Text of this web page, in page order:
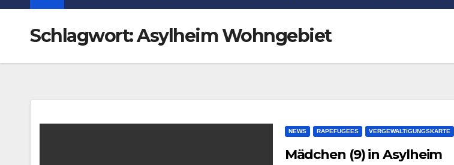
Schlagwort:Asylheim Wohngebiet
NEWS RAPEFUGEES VERGEWALTIGUNGSKARTE
Mädchen (9) in Asylheim